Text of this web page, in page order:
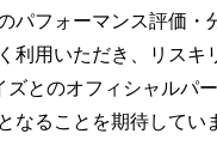
パフォーマンス評価
利用いただき、リス
ズとのオフィシャルパ
なることを期待してい